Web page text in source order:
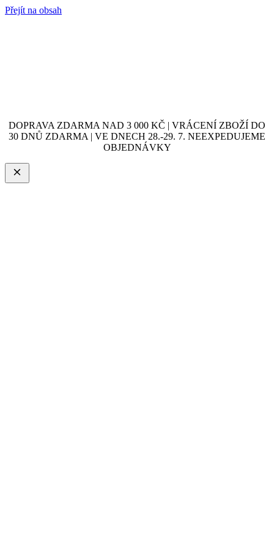
Přejít na obsah
DOPRAVA ZDARMA NAD 3 000 KČ | VRÁCENÍ ZBOŽÍ DO
30 DNŮ ZDARMA | VE DNECH 28.-29. 7. NEEXPEDUJEME
OBJEDNÁVKY